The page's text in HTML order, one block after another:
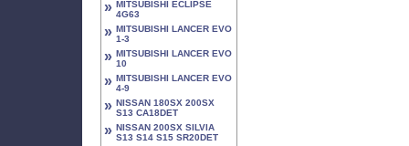
» MITSUBISHI ECLIPSE
4G63
» MITSUBISHI LANCER EVO
1-3
» MITSUBISHI LANCER EVO
10
» MITSUBISHI LANCER EVO
4-9
» NISSAN 180SX 200SX
S13 CA18DET
» NISSAN 200SX SILVIA
S13 S14 S15 SR20DET